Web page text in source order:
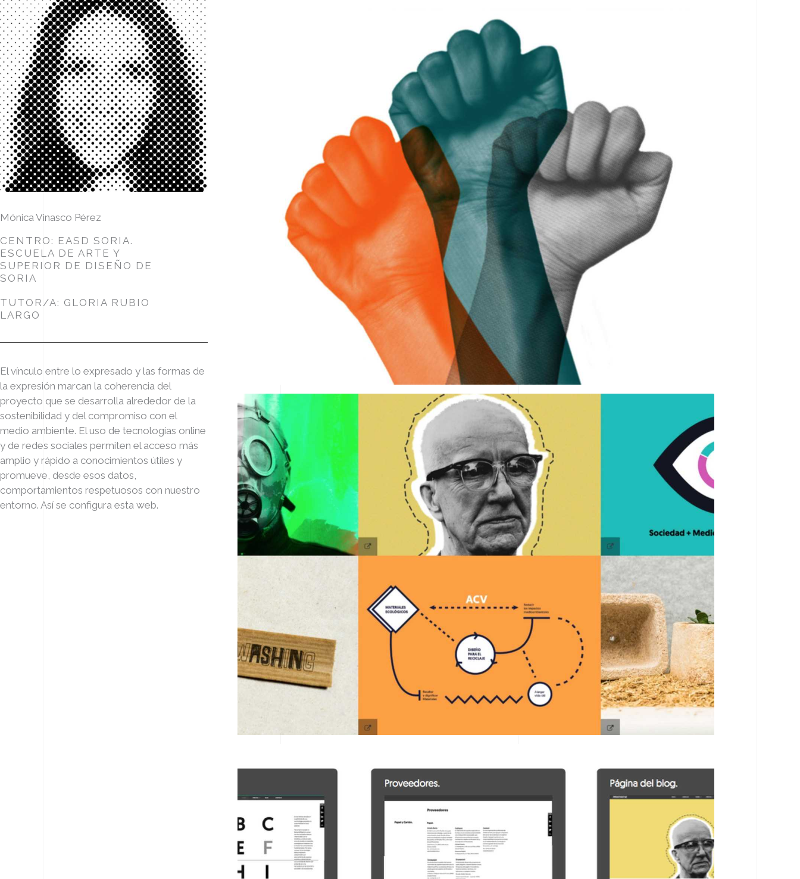
Mónica Vinasco Pérez
CENTRO: EASD SORIA.
ESCUELA DE ARTE Y
SUPERIOR DE DISEÑO DE
SORIA
TUTOR/A: GLORIA RUBIO
LARGO
El vínculo entre lo expresado y las formas de
la expresión marcan la coherencia del
proyecto que se desarrolla alrededor de la
sostenibilidad y del compromiso con el
medio ambiente. El uso de tecnologías online
y de redes sociales permiten el acceso más
amplio y rápido a conocimientos útiles y
promueve, desde esos datos,
comportamientos respetuosos con nuestro
entorno. Así se configura esta web.